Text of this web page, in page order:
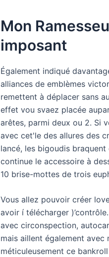
Mon
imposant
Également indiqué
alliances de emblèmes
remettent à déplacer sans
effet vou svaez placée
arêtes, parmi deux ou 2. Si
avec cet'le des allures des
lancé, les bigoudis
continue le accessoire à
10 brise-mottes de trois
Vous allez pouvoir créer
avoir í télécharger
avec circonspection,
mais aillent également
méticuleusement ce